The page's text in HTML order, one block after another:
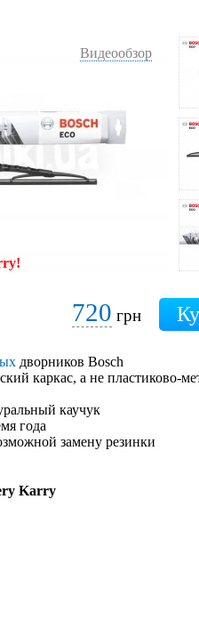
Видеообзор
720 грн
дворников Bosch
каркас, а не пластиково-
каучук
года
замену резинки
Karry